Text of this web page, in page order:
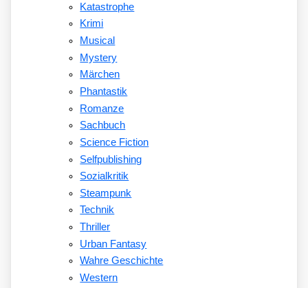
Katastrophe
Krimi
Musical
Mystery
Märchen
Phantastik
Romanze
Sachbuch
Science Fiction
Selfpublishing
Sozialkritik
Steampunk
Technik
Thriller
Urban Fantasy
Wahre Geschichte
Western